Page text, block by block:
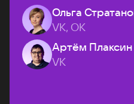
Ольга
VK, ОК
Артём Плаксин
VK